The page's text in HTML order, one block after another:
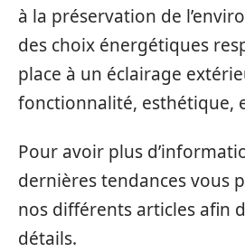
à la préservation de
des choix énergétiques
place à un éclairage
fonctionnalité, esthétique,
Pour avoir plus
dernières tendances vous
nos différents articles afin
détails.